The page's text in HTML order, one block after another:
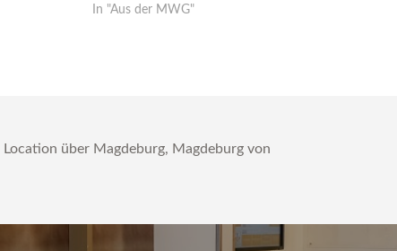
In "Aus der MWG"
Location über Magdeburg, Magdeburg von